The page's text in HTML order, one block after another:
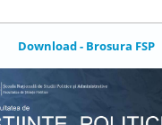
Download - Brosura FSP